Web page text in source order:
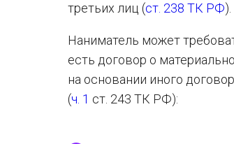
третьих лиц (ст. 238 ТК РФ).
Наниматель может
есть договор о
на основании иного
(ч. 1 ст. 243 ТК РФ):